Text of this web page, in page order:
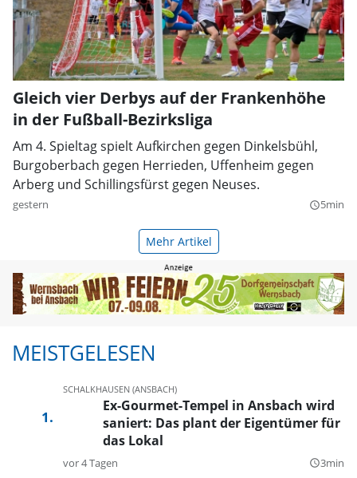
Gleich vier Derbys auf der Frankenhöhe
in der Fußball-Bezirksliga
Am 4. Spieltag spielt Aufkirchen gegen Dinkelsbühl,
Burgoberbach gegen Herrieden, Uffenheim gegen
Arberg und Schillingsfürst gegen Neuses.
gestern query_builder5min
Mehr Artikel
MEISTGELESEN
SCHALKHAUSEN (ANSBACH)
Ex-Gourmet-Tempel in Ansbach wird
saniert: Das plant der Eigentümer für
das Lokal
vor 4 Tagen query_builder3min